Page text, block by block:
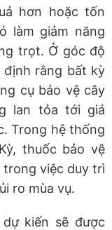
hơn hoặc tốn
làm giảm năng
trọt. Ở góc độ
định rằng bất kỳ
cụ bảo vệ cây
lan tỏa tới giá
Trong hệ thống
thuốc bảo vệ
việc duy trì
ro mùa vụ.
kiến sẽ được